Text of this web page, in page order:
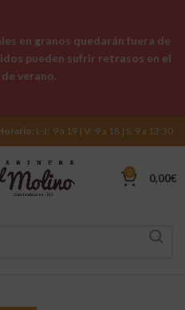
L-J: 9 a 19 | V: 9 a 18 | S: 9 a 13:30
0 0,00€
en granos quedarán fuera de
pueden sufrir retrasos en el
verano.